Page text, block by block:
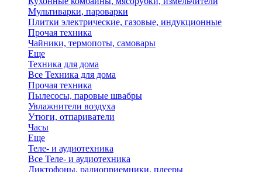
Мультиварки, пароварки
Плитки электрические, газовые, индукционные
Прочая техника
Чайники, термопоты, самовары
Еще
Техника для дома
Все Техника для дома
Прочая техника
Пылесосы, паровые швабры
Увлажнители воздуха
Утюги, отпариватели
Часы
Еще
Теле- и аудиотехника
Все Теле- и аудиотехника
Диктофоны, радиоприемники, плееры